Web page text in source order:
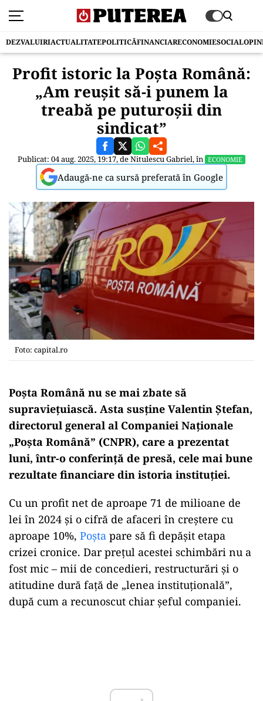
DEZVALUIRIACTUALITATEPOLITICĂFINANCIARECONOMIESOCIAL
Profit istoric la Poșta Română:
„Am reușit să-i punem la
treabă pe puturoșii din
sindicat”
Publicat: 04 aug. 2025, 19:17, deNitulescu Gabriel, în ECONOMIE
Adaugă-ne ca sursă preferată în Google
Foto: capital.ro
Poșta Română nu se mai zbate să
supraviețuiască. Asta susține Valentin Ștefan,
directorul general al Companiei Naționale
„Poșta Română” (CNPR), care a prezentat
luni, într-o conferință de presă, cele mai bune
rezultate financiare din istoria instituției.
Cu un profit net de aproape 71 de milioane de
lei în 2024 și o cifră de afaceri în creștere cu
aproape 10%, Poșta pare să fi depășit etapa
crizei cronice. Dar prețul acestei schimbări nu a
fost mic – mii de concedieri, restructurări și o
atitudine dură față de „lenea instituțională”,
după cum a recunoscut chiar șeful companiei.